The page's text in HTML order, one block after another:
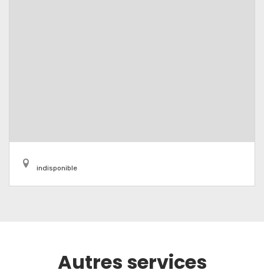
indisponible
Autres services